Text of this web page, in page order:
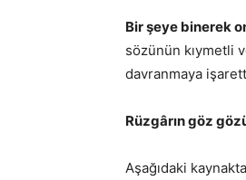
Bir şeye binerek
sözünün kıymetli
davranmaya
Rüzgârın göz
Aşağıdaki